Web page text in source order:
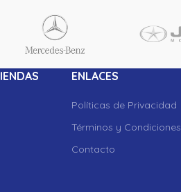
ENLACES
Políticas de Privacidad
Términos y Condiciones
Contacto